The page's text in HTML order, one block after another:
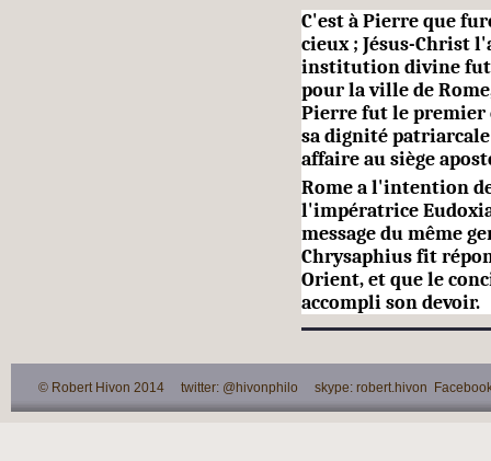
C'est à Pierre que
cieux ; Jésus-Christ
institution di­vine fut
pour la ville de
Pierre fut le premier
sa dignité
affaire au siège
Rome a l'intention
l'impératrice
message du même
Chrysaphius fit
Orient, et que le
accompli son devoir.
© Robert Hivon 2014 twitter: @hivonphilo skype: robert.hivon